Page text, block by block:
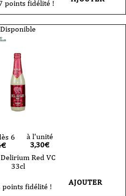
points fidélité !
Disponible
6
à l'unité
3,30€
Red VC
33cl
points fidélité ! AJOUTER